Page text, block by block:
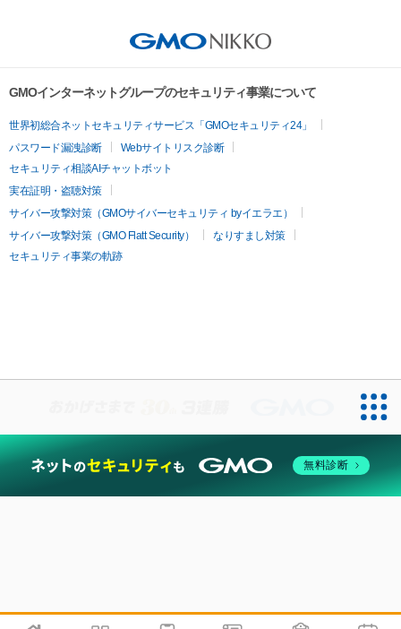
GMOインターネットグループのセキュリティ事業について
世界初総合ネットセキュリティサービス「GMOセキュリティ24」
パスワード漏洩診断
Webサイトリスク診断
セキュリティ相談AIチャットボット
実在証明・盗聴対策
サイバー攻撃対策（GMOサイバーセキュリティ byイエラエ）
サイバー攻撃対策（GMO Flatt Security）
なりすまし対策
セキュリティ事業の軌跡
無料診断